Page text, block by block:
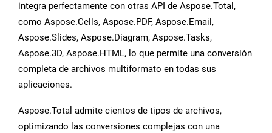
integra perfectamente con otras API de Aspose.Total,
como Aspose.Cells, Aspose.PDF, Aspose.Email,
Aspose.Slides, Aspose.Diagram, Aspose.Tasks,
Aspose.3D, Aspose.HTML, lo que permite una conversión
completa de archivos multiformato en todas sus
aplicaciones.
Aspose.Total admite cientos de tipos de archivos,
optimizando las conversiones complejas con una